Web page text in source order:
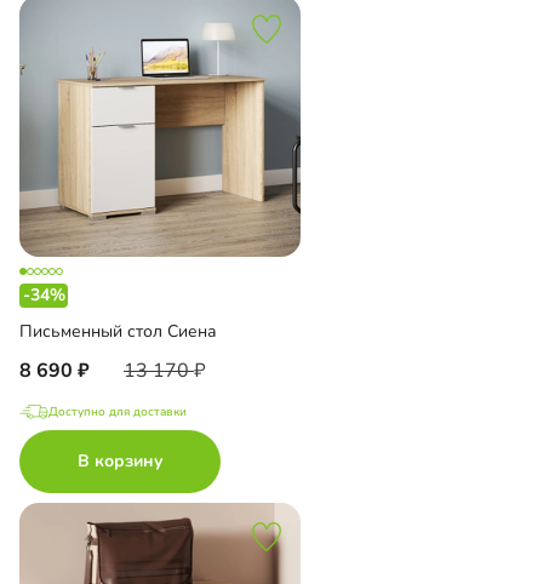
-34%
Письменный стол Сиена
8 690 13 170
Доступно для доставки
В корзину